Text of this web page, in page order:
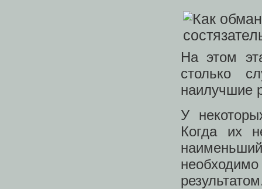
На этом
столько
наилучшие
У
Когда их